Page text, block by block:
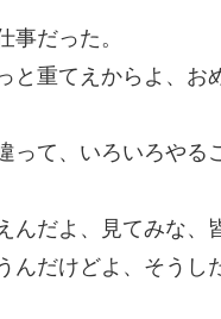
だった。
と重てえからよ、お
って、いろいろやる
んだよ、見てみな
だけどよ、そうし